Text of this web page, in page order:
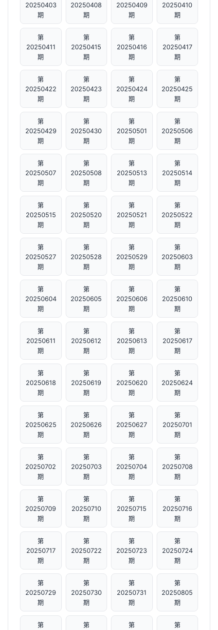
20250403
期
20250408
期
20250409
期
20250410
期
第
20250411
期
第
20250415
期
第
20250416
期
第
20250417
期
第
20250422
期
第
20250423
期
第
20250424
期
第
20250425
期
第
20250429
期
第
20250430
期
第
20250501
期
第
20250506
期
第
20250507
期
第
20250508
期
第
20250513
期
第
20250514
期
第
20250515
期
第
20250520
期
第
20250521
期
第
20250522
期
第
20250527
期
第
20250528
期
第
20250529
期
第
20250603
期
第
20250604
期
第
20250605
期
第
20250606
期
第
20250610
期
第
20250611
期
第
20250612
期
第
20250613
期
第
20250617
期
第
20250618
期
第
20250619
期
第
20250620
期
第
20250624
期
第
20250625
期
第
20250626
期
第
20250627
期
第
20250701
期
第
20250702
期
第
20250703
期
第
20250704
期
第
20250708
期
第
20250709
期
第
20250710
期
第
20250715
期
第
20250716
期
第
20250717
期
第
20250722
期
第
20250723
期
第
20250724
期
第
20250729
期
第
20250730
期
第
20250731
期
第
20250805
期
第
第
第
第